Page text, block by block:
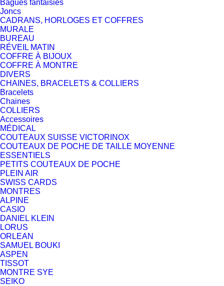
Bagues fantaisies
Joncs
CADRANS, HORLOGES ET COFFRES
MURALE
BUREAU
RÉVEIL MATIN
COFFRE À BIJOUX
COFFRE À MONTRE
DIVERS
CHAINES, BRACELETS & COLLIERS
Bracelets
Chaines
COLLIERS
Accessoires
MÉDICAL
COUTEAUX SUISSE VICTORINOX
COUTEAUX DE POCHE DE TAILLE MOYENNE
ESSENTIELS
PETITS COUTEAUX DE POCHE
PLEIN AIR
SWISS CARDS
MONTRES
ALPINE
CASIO
DANIEL KLEIN
LORUS
ORLEAN
SAMUEL BOUKI
ASPEN
TISSOT
MONTRE SYE
SEIKO